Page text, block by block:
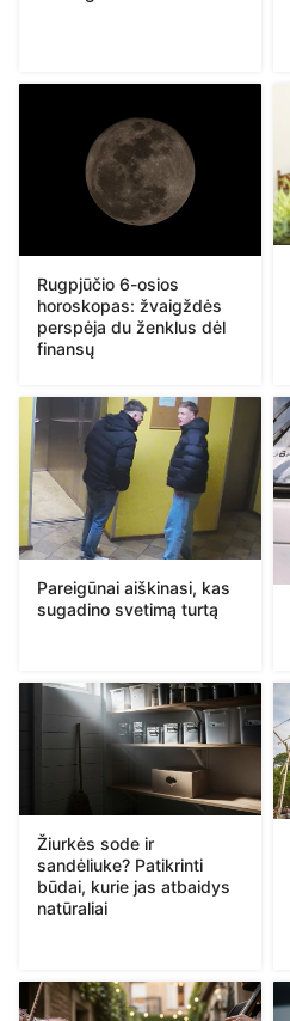
Rugpjūčio 6-osios
horoskopas: žvaigždės
perspėja du ženklus dėl
finansų
Pareigūnai aiškinasi, kas
sugadino svetimą turtą
Žiurkės sode ir
sandėliuke? Patikrinti
būdai, kurie jas atbaidys
natūraliai